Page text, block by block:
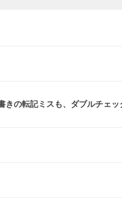
きの転記ミスも、ダブルチェッ